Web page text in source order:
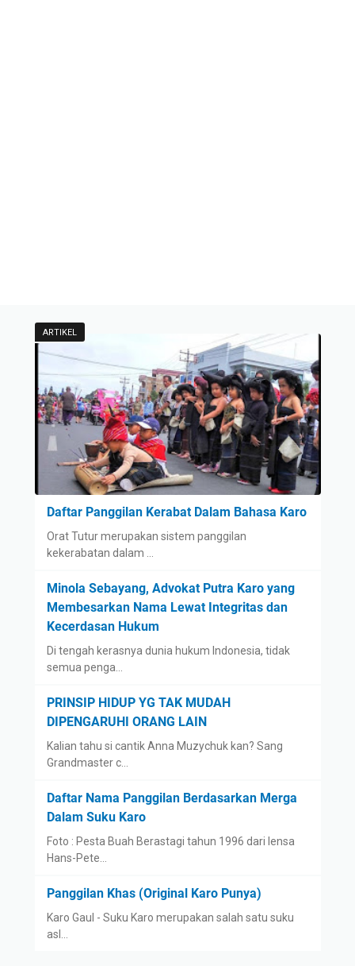
ARTIKEL
Daftar Panggilan Kerabat Dalam Bahasa Karo
Orat Tutur merupakan sistem panggilan
kekerabatan dalam …
Minola Sebayang, Advokat Putra Karo yang
Membesarkan Nama Lewat Integritas dan
Kecerdasan Hukum
Di tengah kerasnya dunia hukum Indonesia, tidak
semua penga…
PRINSIP HIDUP YG TAK MUDAH
DIPENGARUHI ORANG LAIN
Kalian tahu si cantik Anna Muzychuk kan? Sang
Grandmaster c…
Daftar Nama Panggilan Berdasarkan Merga
Dalam Suku Karo
Foto : Pesta Buah Berastagi tahun 1996 dari lensa
Hans-Pete…
Panggilan Khas (Original Karo Punya)
Karo Gaul - Suku Karo merupakan salah satu suku
asl…